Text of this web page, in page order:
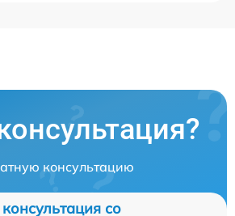
консультацию
со